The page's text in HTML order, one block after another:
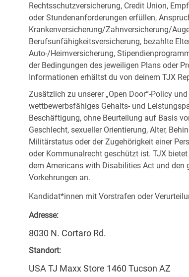
Rechtsschutzversicherung, Credit Union,
oder Stundenanforderungen erfüllen,
Krankenversicherung/Zahnversicherung/
Berufsunfähigkeitsversicherung, bezahlte
Auto-/Heimversicherung,
der Bedingungen des jeweiligen Plans oder
Informationen erhältst du von deinem TJX
Zusätzlich zu unserer „Open Door“-Policy
wettbewerbsfähiges Gehalts- und
Beschäftigung, ohne Beurteilung auf Basis
Geschlecht, sexueller Orientierung, Alter,
Militärstatus oder der Zugehörigkeit einer
oder Kommunalrecht geschützt ist. TJX
dem Americans with Disabilities Act und den
Vorkehrungen an.
Kandidat*innen mit Vorstrafen oder
Adresse:
8030 N. Cortaro Rd.
Standort:
USA TJ Maxx Store 1460 Tucson AZ